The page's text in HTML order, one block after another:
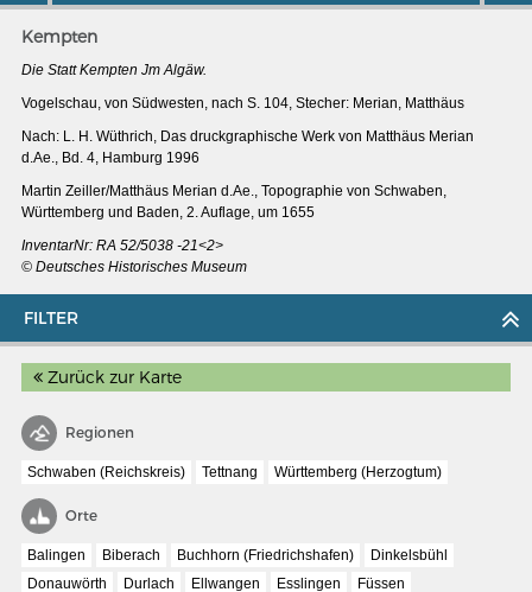
Entwicklungen im europäischen Schiffbau
MERIANS DEUTSCHLAND 1642 - 1654
Interaktive Karte
Bildergalerie Topographia Germaniae
Impressum
FILTER
Zurück zur Karte
Regionen
Schwaben (Reichskreis) Tettnang Württemberg (Herzogtum)
Orte
Balingen Biberach Buchhorn (Friedrichshafen)
Dinkelsbühl
Donauwörth
Durlach Ellwangen Esslingen Füssen
Kempten
Die Statt Kempten Jm Algäw.
Vogelschau, von Südwesten, nach S. 104, Stecher: Merian, Matthäus
Nach: L. H. Wüthrich, Das druckgraphische Werk von Matthäus Merian
d.Ae., Bd. 4, Hamburg 1996
Martin Zeiller/Matthäus Merian d.Ae., Topographie von Schwaben,
Württemberg und Baden, 2. Auflage, um 1655
InventarNr: RA 52/5038 -21<2>
© Deutsches Historisches Museum